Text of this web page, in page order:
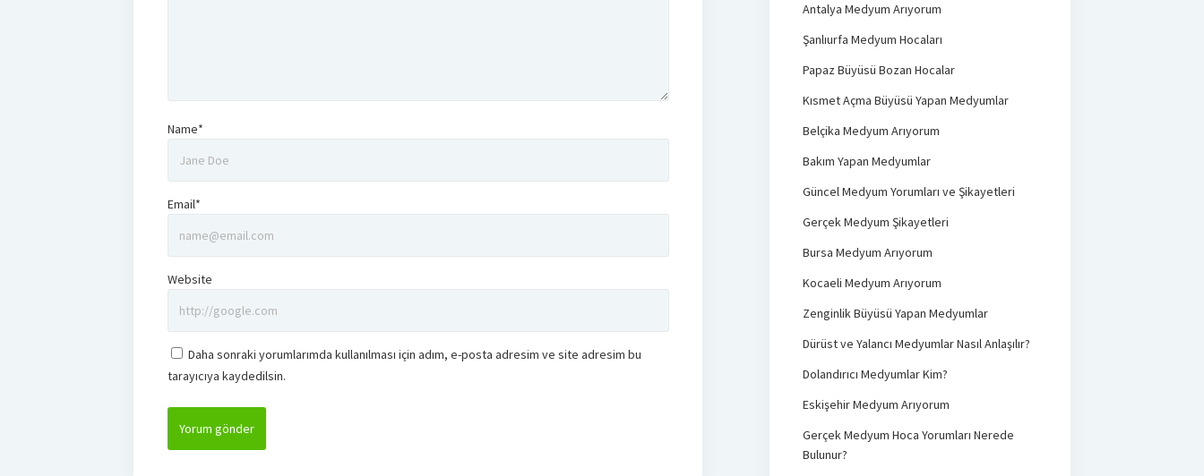
Name*
Email*
Website
Daha sonraki yorumlarımda kullanılması için adım, e-posta adresim ve site adresim bu
tarayıcıya kaydedilsin.
Antalya Medyum Arıyorum
Şanlıurfa Medyum Hocaları
Papaz Büyüsü Bozan Hocalar
Kısmet Açma Büyüsü Yapan Medyumlar
Belçika Medyum Arıyorum
Bakım Yapan Medyumlar
Güncel Medyum Yorumları ve Şikayetleri
Gerçek Medyum Şikayetleri
Bursa Medyum Arıyorum
Kocaeli Medyum Arıyorum
Zenginlik Büyüsü Yapan Medyumlar
Dürüst ve Yalancı Medyumlar Nasıl Anlaşılır?
Dolandırıcı Medyumlar Kim?
Eskişehir Medyum Arıyorum
Gerçek Medyum Hoca Yorumları Nerede
Bulunur?